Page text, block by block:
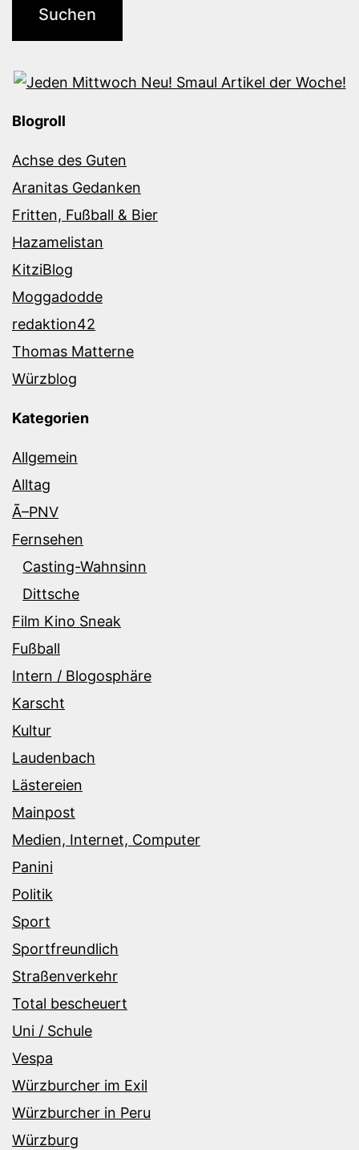
Blogroll
Achse des Guten
Aranitas Gedanken
Fritten, Fußball & Bier
Hazamelistan
KitziBlog
Moggadodde
redaktion42
Thomas Matterne
Würzblog
Kategorien
Allgemein
Alltag
Ã–PNV
Fernsehen
Casting-Wahnsinn
Dittsche
Film Kino Sneak
Fußball
Intern / Blogosphäre
Karscht
Kultur
Laudenbach
Lästereien
Mainpost
Medien, Internet, Computer
Panini
Politik
Sport
Sportfreundlich
Straßenverkehr
Total bescheuert
Uni / Schule
Vespa
Würzburcher im Exil
Würzburcher in Peru
Würzburg